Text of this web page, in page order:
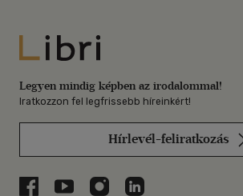
Libri
Legyen mindig képben az irodalommal!
Iratkozzon fel legfrissebb híreinkért!
Hírlevél-feliratkozás
Libri a Facebookon
Libri a Youtube-on
Libri az Instagramon
Libri a LinkedInen